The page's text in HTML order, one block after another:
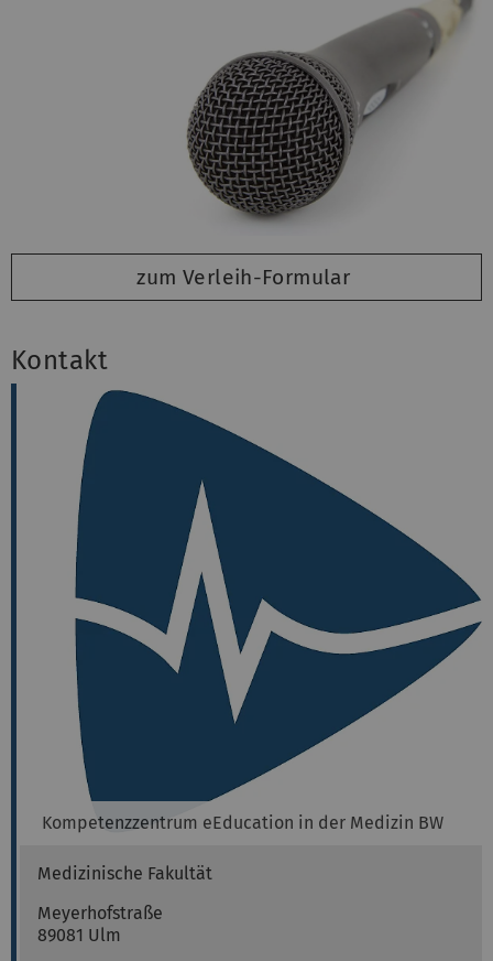
zum Verleih-Formular
Kontakt
Kompetenzzentrum eEducation in der Medizin BW
Medizinische Fakultät
Meyerhofstraße
89081 Ulm